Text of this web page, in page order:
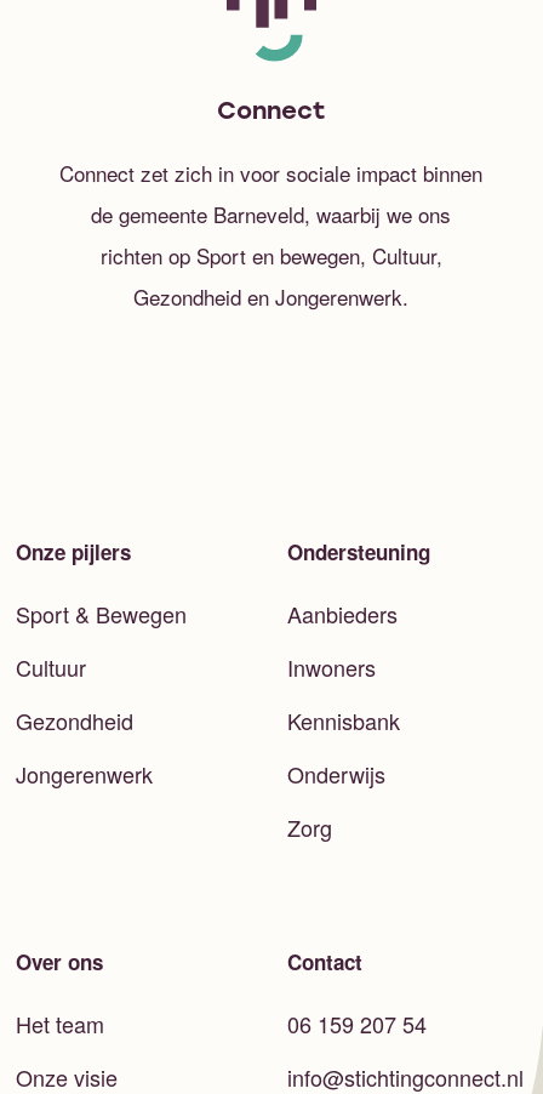
Connect
Connect zet zich in voor sociale impact binnen
de gemeente Barneveld, waarbij we ons
richten op Sport en bewegen, Cultuur,
Gezondheid en Jongerenwerk.
Onze pijlers
Sport & Bewegen
Cultuur
Gezondheid
Jongerenwerk
Ondersteuning
Aanbieders
Inwoners
Kennisbank
Onderwijs
Zorg
Over ons
Het team
Onze visie
Contact
06 159 207 54
info@stichtingconnect.nl